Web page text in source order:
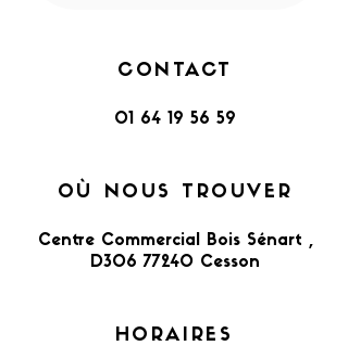
CONTACT
01 64 19 56 59
OÙ NOUS TROUVER
Centre Commercial Bois Sénart ,
D306 77240 Cesson​
HORAIRES